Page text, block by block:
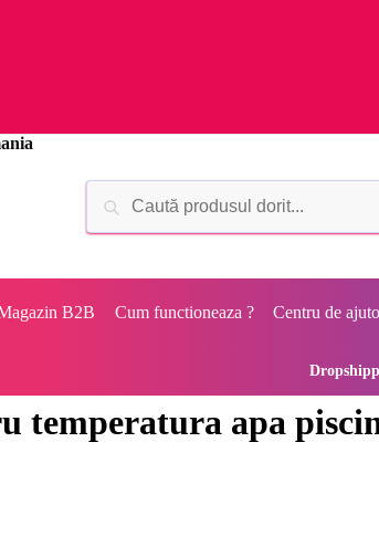
B2B Cum functioneaza ? Centru de
temperatura apa